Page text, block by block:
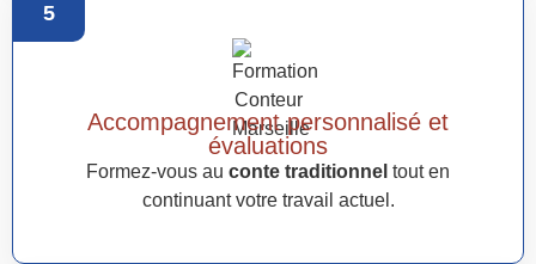
5
Accompagnement personnalisé et
évaluations
Formez-vous au conte traditionnel tout en
continuant votre travail actuel.